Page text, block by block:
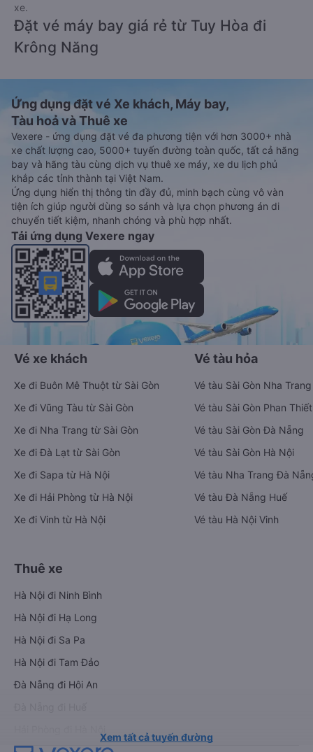
Yên đã đặt, quý khách vui lòng truy cập
https://vexere.com/vi-VN/booking/ticketinfo
Xem hướng dẫn chi tiết, minh họa bằng hình ảnh
Đặt vé xe Tết 2027 từ Tuy Hòa đi Krông
Năng
Vé xe tết 2027 từ Tuy Hòa đi Krông Năng vẫn chưa được
công bố. Vexere.com sẽ sớm thông báo cho các bạn thông tin
vé xe Tết 2027 bao gồm giá vé, lịch trình, ngày giờ bán vé
của các hãng xe khách đi tuyến đường Tuy Hòa - Krông Năng
và Krông Năng - Tuy Hòa ngay khi có thông tin từ các hãng
xe.
Đặt vé máy bay giá rẻ từ Tuy Hòa đi
Krông Năng
Ứng dụng đặt vé Xe khách, Máy bay,
Tàu hoả và Thuê xe
Vexere - ứng dụng đặt vé đa phương tiện với hơn 3000+ nhà
xe chất lượng cao, 5000+ tuyến đường toàn quốc, tất cả hãng
bay và hãng tàu cùng dịch vụ thuê xe máy, xe du lịch phủ
khắp các tỉnh thành tại Việt Nam.
tiện ích giúp người dùng so sánh và lựa chọn phương án di
chuyển tiết kiệm, nhanh chóng và phù hợp nhất.
Tải ứng dụng Vexere ngay
Xe đi Buôn Mê Thuột từ Sài Gòn
Xe đi Vũng Tàu từ Sài Gòn
Xe đi Nha Trang từ Sài Gòn
Xe đi Đà Lạt từ Sài Gòn
Xe đi Sapa từ Hà Nội
Xe đi Hải Phòng từ Hà Nội